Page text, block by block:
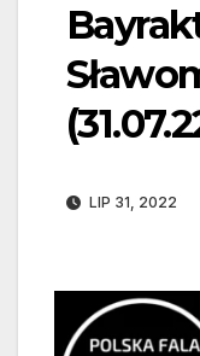
LIP 31, 2022